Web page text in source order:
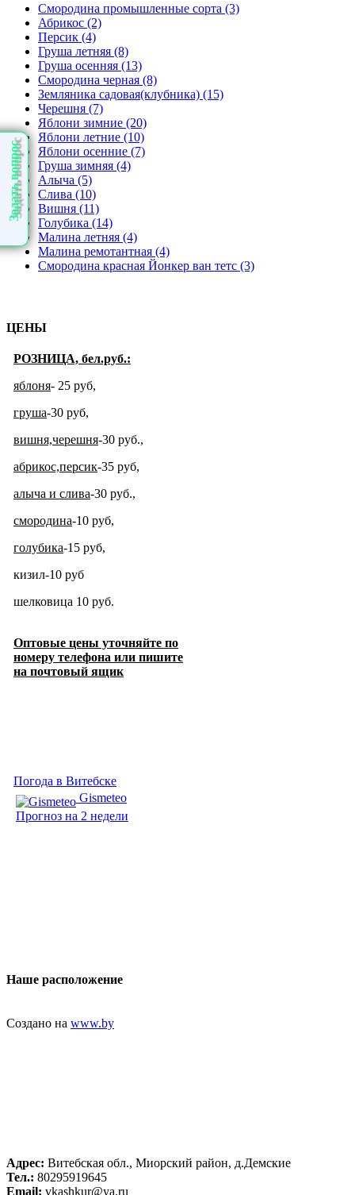
Смородина промышленные сорта (3)
Абрикос (2)
Персик (4)
Груша летняя (8)
Груша осенняя (13)
Смородина черная (8)
Земляника садовая(клубника) (15)
Черешня (7)
Яблони зимние (20)
Яблони летние (10)
Яблони осенние (7)
Груша зимняя (4)
Алыча (5)
Слива (10)
Вишня (11)
Голубика (14)
Малина летняя (4)
Малина ремотантная (4)
Смородина красная Йонкер ван тетс (3)
ЦЕНЫ
РОЗНИЦА, бел.руб.:
яблоня- 25 руб,
груша-30 руб,
вишня,черешня-30 руб.,
абрикос,персик-35 руб,
алыча и слива-30 руб.,
смородина-10 руб,
голубика-15 руб,
кизил-10 руб
шелковица 10 руб.
Оптовые цены уточняйте по
номеру телефона или пишите
на почтовый ящик
Погода в Витебске
Gismeteo
Прогноз на 2 недели
Наше расположение
Создано на www.by
Адрес: Витебская обл., Миорский район, д.Демские
Тел.: 80295919645
Email: vkashkur@ya.ru
Задать вопрос